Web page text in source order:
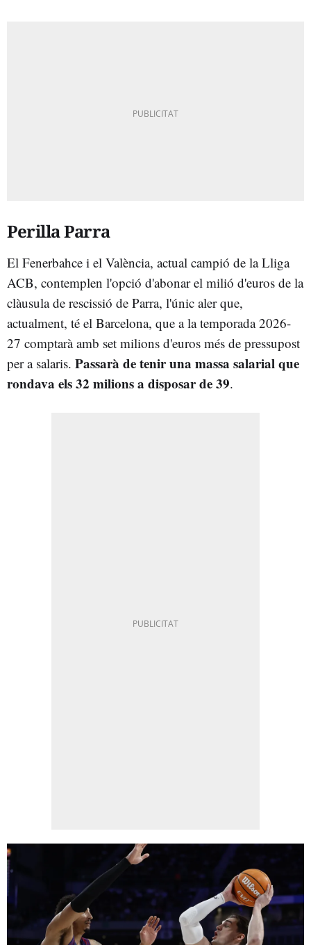
Perilla Parra
El Fenerbahce i el València, actual campió de la Lliga
ACB, contemplen l'opció d'abonar el milió d'euros de la
clàusula de rescissió de Parra, l'únic aler que,
actualment, té el Barcelona, que a la temporada 2026-
27 comptarà amb set milions d'euros més de pressupost
per a salaris. Passarà de tenir una massa salarial que
rondava els 32 milions a disposar de 39.